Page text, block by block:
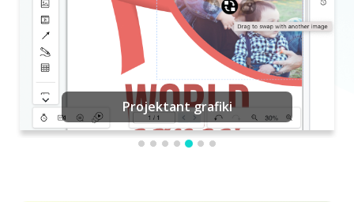
Projektant grafiki